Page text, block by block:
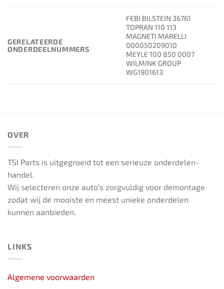
GERELATEERDE
ONDERDEELNUMMERS
FEBI BILSTEIN 36761
TOPRAN 110 113
MAGNETI MARELLI
000050209010
MEYLE 100 850 0007
WILMINK GROUP
WG1901613
OVER
TSI Parts is uitgegroeid tot een serieuze onderdelen-
handel.
Wij selecteren onze auto’s zorgvuldig voor demontage
zodat wij de mooiste en meest unieke onderdelen
kunnen aanbieden.
LINKS
Algemene voorwaarden